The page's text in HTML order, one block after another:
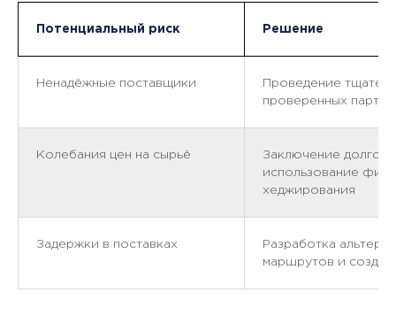
Потенциальный риск Решение
Ненадёжные поставщики
Проведение
проверенных
Колебания цен на сырьё
Заключение
использование
хеджирования
Задержки в поставках
Разработка
маршрутов и